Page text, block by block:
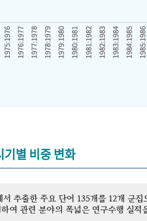
별 비중 변화
추출한 주요 단어 135개를 12개 군
여 관련 분야의 폭넓은 연구수행 실적